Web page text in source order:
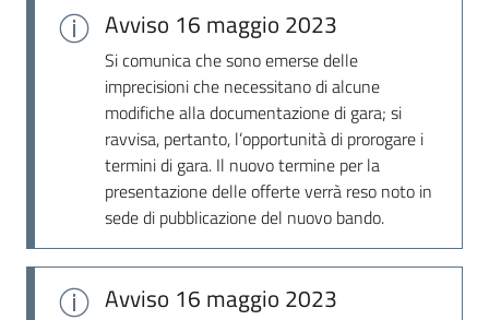
Avviso 16 maggio 2023
Si comunica che sono emerse delle
imprecisioni che necessitano di alcune
modifiche alla documentazione di gara; si
ravvisa, pertanto, l’opportunità di prorogare i
termini di gara. Il nuovo termine per la
presentazione delle offerte verrà reso noto in
sede di pubblicazione del nuovo bando.
Avviso 16 maggio 2023